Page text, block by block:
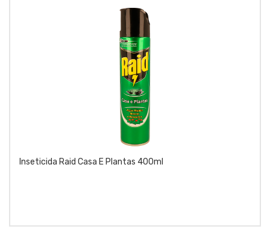
Inseticida Raid Casa E Plantas 400ml